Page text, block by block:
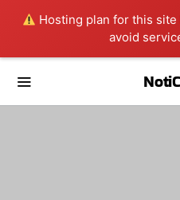
Hosting plan for this site
avoid